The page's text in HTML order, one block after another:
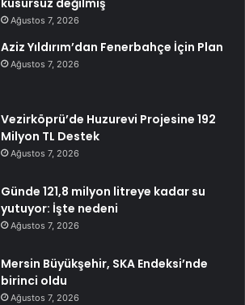
kusursuz değilmiş
Ağustos 7, 2026
Aziz Yıldırım’dan Fenerbahçe İçin Plan
Ağustos 7, 2026
Vezirköprü’de Huzurevi Projesine 192
Milyon TL Destek
Ağustos 7, 2026
Günde 121,8 milyon litreye kadar su
yutuyor: İşte nedeni
Ağustos 7, 2026
Mersin Büyükşehir, SKA Endeksi’nde
birinci oldu
Ağustos 7, 2026